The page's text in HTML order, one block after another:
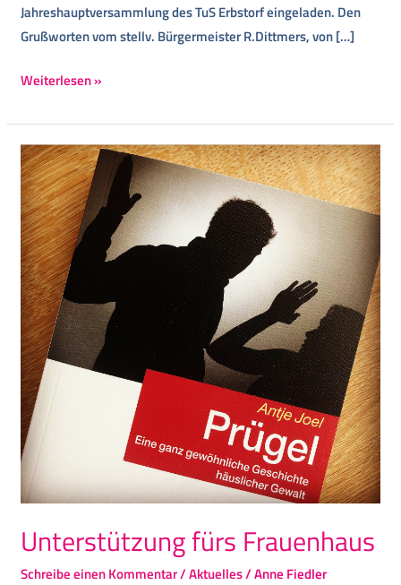
Jahreshauptversammlung des TuS Erbstorf eingeladen. Den
Grußworten vom stellv. Bürgermeister R.Dittmers, von […]
Weiterlesen »
Unterstützung fürs Frauenhaus
Schreibe einen Kommentar/Aktuelles/Anne Fiedler
Unterstützung
fürs
Frauenhaus